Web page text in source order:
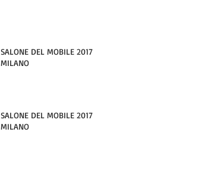
SALONE DEL MOBILE 2017 -
MILANO
SALONE DEL MOBILE 2017-
MILANO